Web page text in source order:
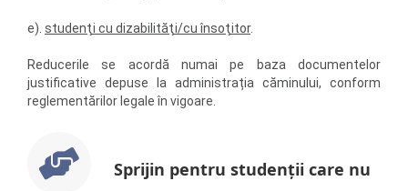
e). studenţi cu dizabilităţi/cu însoţitor.
Reducerile se acordă numai pe baza documentelor
justificative depuse la administrația căminului, conform
reglementărilor legale în vigoare.
Sprijin pentru studenţii care nu